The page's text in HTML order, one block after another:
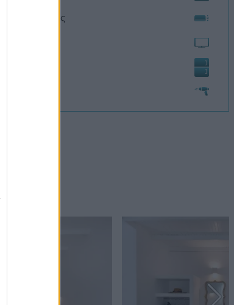
Κλιματισμός